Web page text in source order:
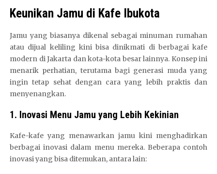
Keunikan Jamu di Kafe Ibukota
Jamu yang biasanya dikenal sebagai minuman rumahan
atau dijual keliling kini bisa dinikmati di berbagai kafe
modern di Jakarta dan kota-kota besar lainnya. Konsep ini
menarik perhatian, terutama bagi generasi muda yang
ingin tetap sehat dengan cara yang lebih praktis dan
menyenangkan.
1. Inovasi Menu Jamu yang Lebih Kekinian
Kafe-kafe yang menawarkan jamu kini menghadirkan
berbagai inovasi dalam menu mereka. Beberapa contoh
inovasi yang bisa ditemukan, antara lain: